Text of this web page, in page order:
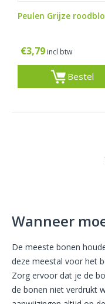
Peulen Grijze
€3,79 incl btw
Bestel
Wanneer
De meeste bonen
deze meestal voor het
Zorg ervoor dat je de
de bonen niet verdrukt